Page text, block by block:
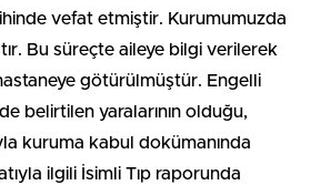
vefat etmiştir. Kurumumuzda
Bu süreçte aileye bilgi verilerek
götürülmüştür. Engelli
belirtilen yaralarının olduğu,
kuruma kabul dokümanında
ilgili İsimli Tıp raporunda